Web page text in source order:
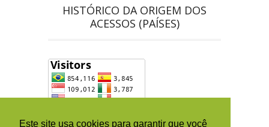
Este site usa cookies para garantir que você
HISTÓRICO DA ORIGEM DOS
ACESSOS (PAÍSES)